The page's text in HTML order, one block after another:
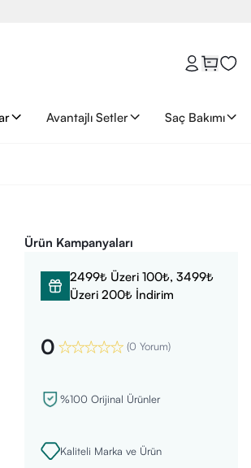
Avantajlı Setler Saç Bakımı
Ürün Kampanyaları
2499₺ Üzeri 100₺, 3499₺
Üzeri 200₺ İndirim
0 (0 Yorum)
%100 Orijinal Ürünler
Kaliteli Marka ve Ürün